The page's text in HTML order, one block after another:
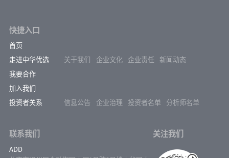
快捷入口
首页
走进中华优选
关于我们 企业文化 企业责任 新闻动态
我要合作
加入我们
投资者关系
信息公告 企业治理 投资者名单 分析师名单
联系我们
ADD
关注我们